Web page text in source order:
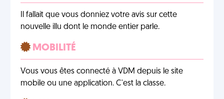
Il fallait que vous donniez votre avis sur cette
nouvelle illu dont le monde entier parle.
MOBILITÉ
Vous vous êtes connecté à VDM depuis le site
mobile ou une application. C'est la classe.